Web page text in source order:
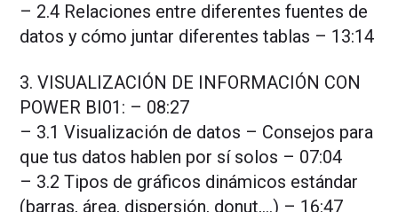
– 2.4 Relaciones entre diferentes fuentes de
datos y cómo juntar diferentes tablas – 13:14
3. VISUALIZACIÓN DE INFORMACIÓN CON
POWER BI01: – 08:27
– 3.1 Visualización de datos – Consejos para
que tus datos hablen por sí solos – 07:04
– 3.2 Tipos de gráficos dinámicos estándar
(barras, área, dispersión, donut,…) – 16:47